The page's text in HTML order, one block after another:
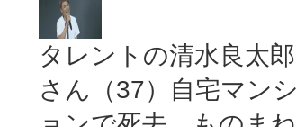
タレントの清水良太郎
さん（37）自宅マンシ